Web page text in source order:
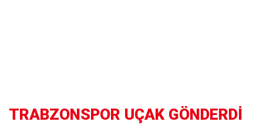
TRABZONSPOR UÇAK GÖNDERDİ